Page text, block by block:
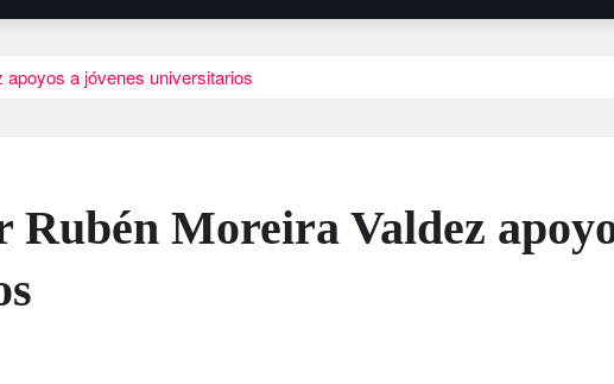
apoyos a jóvenes universitarios
Moreira Valdez